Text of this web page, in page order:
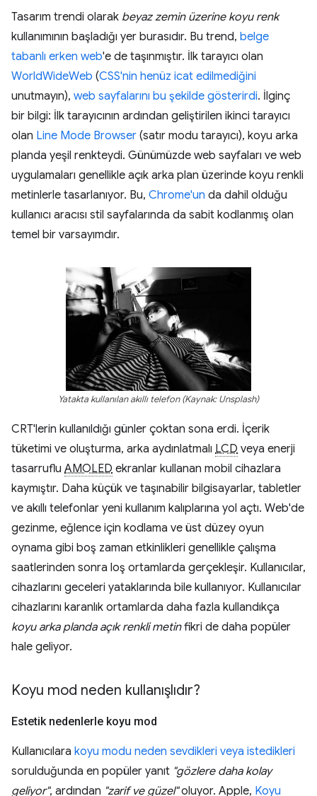
Tasarım trendi olarak beyaz zemin üzerine koyu renk
kullanımının başladığı yer burasıdır. Bu trend, belge
tabanlı erken web'e de taşınmıştır. İlk tarayıcı olan
WorldWideWeb (CSS'nin henüz icat edilmediğini
unutmayın), web sayfalarını bu şekilde gösterirdi. İlginç
bir bilgi: İlk tarayıcının ardından geliştirilen ikinci tarayıcı
olan Line Mode Browser (satır modu tarayıcı), koyu arka
planda yeşil renkteydi. Günümüzde web sayfaları ve web
uygulamaları genellikle açık arka plan üzerinde koyu renkli
metinlerle tasarlanıyor. Bu, Chrome'un da dahil olduğu
kullanıcı aracısı stil sayfalarında da sabit kodlanmış olan
temel bir varsayımdır.
Yatakta kullanılan akıllı telefon (Kaynak: Unsplash)
CRT'lerin kullanıldığı günler çoktan sona erdi. İçerik
tüketimi ve oluşturma, arka aydınlatmalı LCD veya enerji
tasarruflu AMOLED ekranlar kullanan mobil cihazlara
kaymıştır. Daha küçük ve taşınabilir bilgisayarlar, tabletler
ve akıllı telefonlar yeni kullanım kalıplarına yol açtı. Web'de
gezinme, eğlence için kodlama ve üst düzey oyun
oynama gibi boş zaman etkinlikleri genellikle çalışma
saatlerinden sonra loş ortamlarda gerçekleşir. Kullanıcılar,
cihazlarını geceleri yataklarında bile kullanıyor. Kullanıcılar
cihazlarını karanlık ortamlarda daha fazla kullandıkça
koyu arka planda açık renkli metinfikri de daha popüler
hale geliyor.
Koyu mod neden kullanışlıdır?
Estetik nedenlerle koyu mod
Kullanıcılara koyu modu neden sevdikleri veya istedikleri
sorulduğunda en popüler yanıt "gözlere daha kolay
geliyor", ardından "zarif ve güzel"oluyor. Apple, Koyu